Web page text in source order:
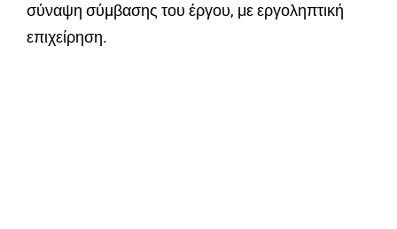
σύναψη σύµβασης του έργου, με εργοληπτική
επιχείρηση.